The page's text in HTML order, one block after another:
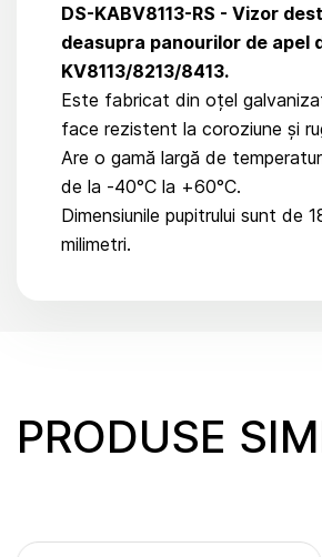
DS-KABV8113-RS - Vizor
deasupra panourilor de apel
KV8113/8213/8413.
Este fabricat din oțel
face rezistent la coroziune și
Are o gamă largă de
de la -40°C la +60°C.
Dimensiunile pupitrului sunt de
milimetri.
PRODUSE